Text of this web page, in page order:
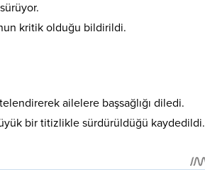
kritik olduğu bildirildi.
ailelere başsağlığı diledi.
bir titizlikle sürdürüldüğü kaydedildi.